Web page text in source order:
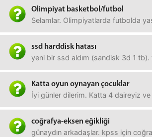
Olimpiyat basketbol/futbol
Selamlar. Olimpiyatlarda futbolda
ssd harddisk hatası
yeni bir ssd aldım (sandisk 3d 1
Katta oyun oynayan çocuklar
İyi günler dilerim. Katta 4 daireyiz
coğrafya-eksen eğikliği
günaydın arkadaşlar. kpss için